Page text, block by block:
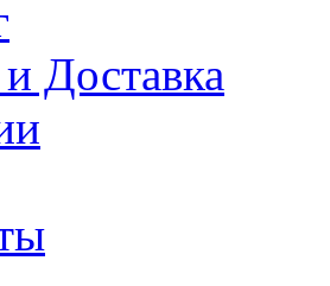
Доставка